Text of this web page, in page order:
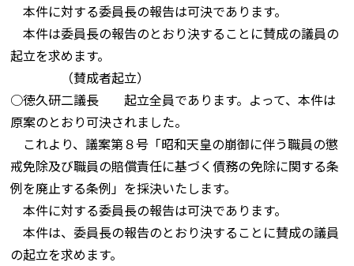
本件に対する委員長の報告は可決であります。
本件は委員長の報告のとおり決することに賛成の議員の
起立を求めます。
（賛成者起立）
○徳久研二議長 起立全員であります。よって、本件は
原案のとおり可決されました。
これより、議案第８号「昭和天皇の崩御に伴う職員の懲
戒免除及び職員の賠償責任に基づく債務の免除に関する条
例を廃止する条例」を採決いたします。
本件に対する委員長の報告は可決であります。
本件は、委員長の報告のとおり決することに賛成の議員
の起立を求めます。